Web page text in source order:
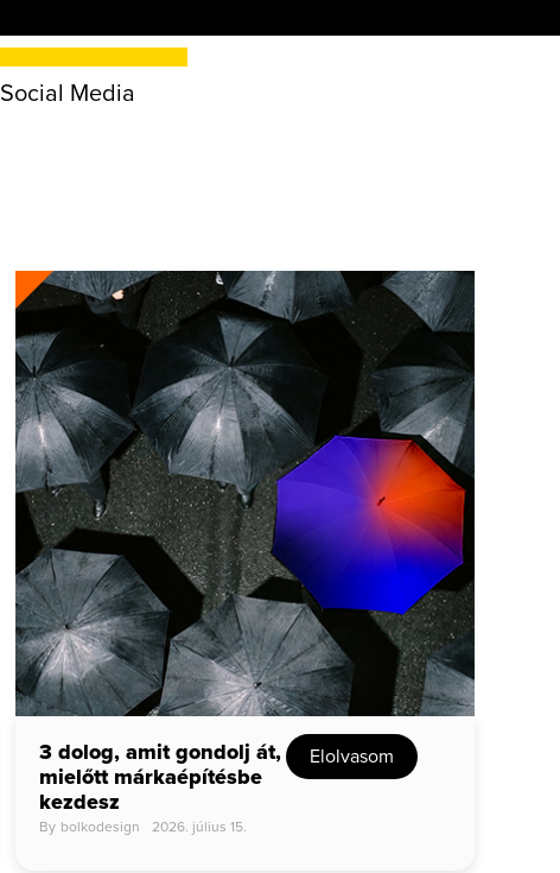
Social Media
3 dolog, amit gondolj át,
mielőtt márkaépítésbe
kezdesz
By bolkodesign 2026. július 15.
Elolvasom